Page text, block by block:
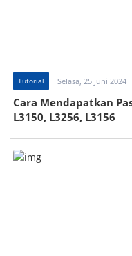
Tutorial Selasa, 25 Juni 2024
Cara Mendapatkan
L3150, L3256, L3156